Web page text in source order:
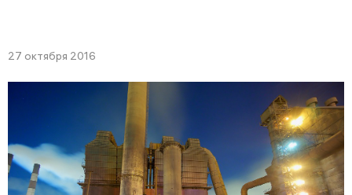
27 октября 2016